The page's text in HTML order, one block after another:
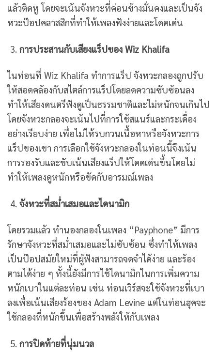
แล้วติดหู โดยจะเน้นจังหวะที่ค่อนข้างมั่นคงและเป็นจัง
หวะป๊อปคลาสสิกที่ทำให้เพลงฟังง่ายและโดดเด่น
การประสานกับเสียงแร็ปของ Wiz Khalifa
ในท่อนที่ Wiz Khalifa ทำการแร็ป จังหวะกลองถูกปรับ
ให้สอดคล้องกับสไตล์การแร็ปโดยลดความซับซ้อนลง
ทำให้เสียงดนตรีฟังดูเป็นธรรมชาติและไม่หนักจนเกินไป
โดยจังหวะกลองจะเน้นไปที่การใช้สแนร์และกระเดื่อง
อย่างเรียบง่าย เพื่อไม่ให้รบกวนเนื้อหาหรือจังหวะการ
แร็ปของเขา การเลือกใช้จังหวะกลองในท่อนนี้จึงเน้น
การรองรับและขับเน้นเสียงแร็ปให้โดดเด่นขึ้นโดยไม่
ทำให้เพลงดูหนักหรือขัดกับอารมณ์เพลง
จังหวะที่สม่ำเสมอและไดนามิก
โดยรวมแล้ว ทำนองกลองในเพลง “Payphone” มีการ
รักษาจังหวะที่สม่ำเสมอและไม่ซับซ้อน ซึ่งทำให้เพลง
เป็นป๊อปสมัยใหม่ที่ผู้ฟังสามารถจดจำได้ง่าย และร้อง
ตามได้ง่าย ๆ ทั้งนี้ยังมีการใช้ไดนามิกในการเพิ่มความ
หนักเบาในแต่ละท่อน เช่น ท่อนเวิร์สจะใช้จังหวะที่เบา
ลงเพื่อเน้นเสียงร้องของ Adam Levine แต่ในท่อนฮุคจะ
ใช้กลองที่หนักขึ้นเพื่อสร้างพลังให้กับเพลง
การปิดท้ายที่นุ่มนวล